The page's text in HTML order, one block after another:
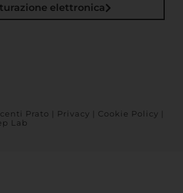
elettronica
Prato | Privacy Cookie Policy
Lab